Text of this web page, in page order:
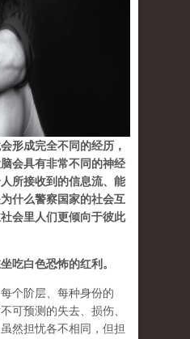
形成完全不同的经历，
会具有非常不同的神经
所接收到的信息流、能
什么警察国家的社会互
会里人们更倾向于彼此
吃白色恐怖的红利。
个阶层、每种身份的
可预测的失去、损伤、
然担忧各不相同，但担